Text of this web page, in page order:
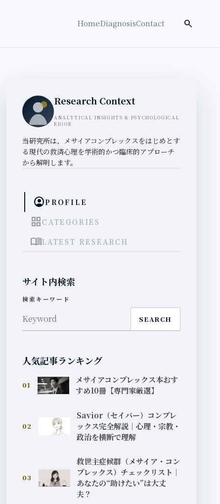
HomeDiagnosisContact 検索を開く
search
Research Context
ANALYTICAL INSIGHTS & PSYCHOLOGICAL
RIGOR
当研究所は、メサイアコンプレックスをはじめとす
る現代の救済心理を学術的かつ臨床的アプローチ
から解明します。
account_circlePROFILE
grid_view CATEGORIES
menu_bookLATEST RESEARCH
サイト内検索
検索キーワード
SEARCH
人気記事ランキング
01
メサイアコンプレックス本おす
すめ10冊【専門家厳選】
02
Savior（セイバー）コンプレ
ックス完全解説｜心理・宗教・
政治を横断で理解
03
救世主症候群（メサイア・コン
プレックス）チェックリスト｜
あなたの“助けたい”は大丈
夫？